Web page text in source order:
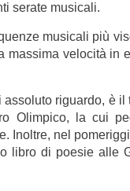
serate musicali.
musicali più
massima velocità in
riguardo, è il
Olimpico, la cui
Inoltre, nel
libro di poesie alle